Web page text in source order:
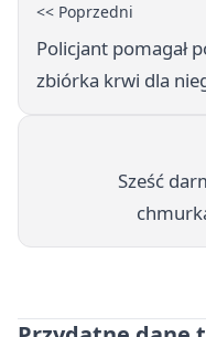
<< Poprzedni
Policjant pomagał
zbiórka krwi dla
Sześć